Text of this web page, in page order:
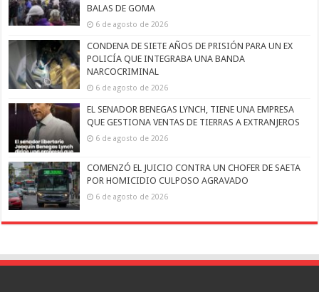
BALAS DE GOMA
6 de agosto de 2026
CONDENA DE SIETE AÑOS DE PRISIÓN PARA UN EX
POLICÍA QUE INTEGRABA UNA BANDA
NARCOCRIMINAL
6 de agosto de 2026
EL SENADOR BENEGAS LYNCH, TIENE UNA EMPRESA
QUE GESTIONA VENTAS DE TIERRAS A EXTRANJEROS
6 de agosto de 2026
COMENZÓ EL JUICIO CONTRA UN CHOFER DE SAETA
POR HOMICIDIO CULPOSO AGRAVADO
6 de agosto de 2026